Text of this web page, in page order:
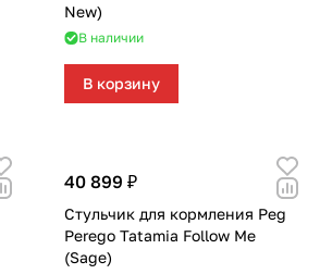
New)
В наличии
В корзину
40 899 ₽
Стульчик для кормления Peg
Perego Tatamia Follow Me
(Sage)